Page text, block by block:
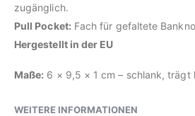
zugänglich.
Pull Pocket: Fach für gefaltete
Hergestellt in der EU
Maße: 6 × 9,5 × 1 cm – schlank, trägt
WEITERE INFORMATIONEN